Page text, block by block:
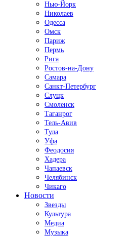
Нью-Йорк
Николаев
Одесса
Омск
Париж
Пермь
Рига
Ростов-на-Дону
Самара
Санкт-Петербург
Слуцк
Смоленск
Таганрог
Тель-Авив
Тула
Уфа
Феодосия
Хадера
Чапаевск
Челябинск
Чикаго
Новости
Звезды
Культура
Медиа
Музыка